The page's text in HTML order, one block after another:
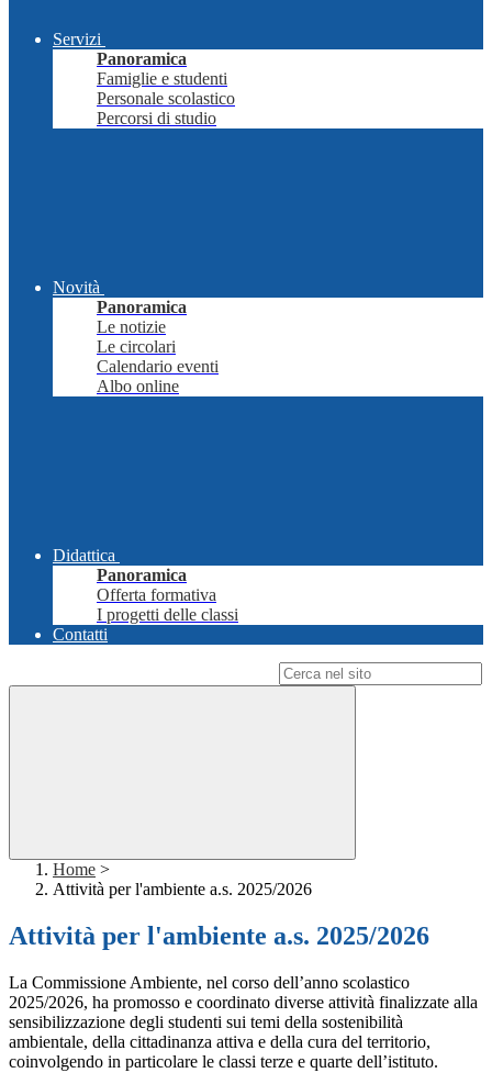
Servizi
Panoramica
Famiglie e studenti
Personale scolastico
Percorsi di studio
Novità
Panoramica
Le notizie
Le circolari
Calendario eventi
Albo online
Didattica
Panoramica
Offerta formativa
I progetti delle classi
Contatti
Home >
Attività per l'ambiente a.s. 2025/2026
Attività per l'ambiente a.s. 2025/2026
La Commissione Ambiente, nel corso dell’anno scolastico
2025/2026, ha promosso e coordinato diverse attività finalizzate alla
sensibilizzazione degli studenti sui temi della sostenibilità
ambientale, della cittadinanza attiva e della cura del territorio,
coinvolgendo in particolare le classi terze e quarte dell’istituto.